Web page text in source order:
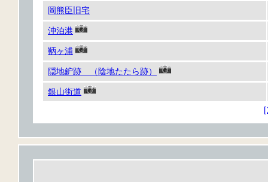
岡熊臣旧宅
沖泊港
鞆ヶ浦
隠地鈩跡 （陰地たたら跡）
銀山街道